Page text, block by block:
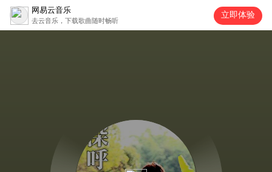
网易云音乐
去云音乐，下载歌曲随时畅听
立即体验